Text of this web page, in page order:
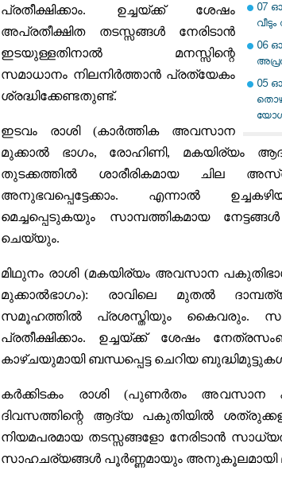
07
06
05
പ്രതീക്ഷിക്കാം. ഉച്ചയ്ക്ക് ശേഷം
അപ്രതീക്ഷിത തടസ്സങ്ങൾ നേരിടാൻ
ഇടയുള്ളതിനാൽ മനസ്സിന്റെ
സമാധാനം നിലനിർത്താൻ പ്രത്യേകം
ശ്രദ്ധിക്കേണ്ടതുണ്ട്.
ഇടവം രാശി (കാർത്തിക അവസാന
മുക്കാൽ ഭാഗം, രോഹിണി, മകയിര്യം
തുടക്കത്തിൽ ശാരീരികമായ ചില
അനുഭവപ്പെട്ടേക്കാം. എന്നാൽ
മെച്ചപ്പെടുകയും സാമ്പത്തികമായ
ചെയ്യും.
മിഥുനം രാശി (മകയിര്യം അവസാന
മുക്കാൽഭാഗം): രാവിലെ മുതൽ
സമൂഹത്തിൽ പ്രശസ്തിയും കൈവരും.
പ്രതീക്ഷിക്കാം. ഉച്ചയ്ക്ക് ശേഷം
കാഴ്ചയുമായി ബന്ധപ്പെട്ട ചെറിയ
കർക്കിടകം രാശി (പുണർതം അവസാന
ദിവസത്തിന്റെ ആദ്യ പകുതിയിൽ
നിയമപരമായ തടസ്സങ്ങളോ നേരിടാൻ
സാഹചര്യങ്ങൾ പൂർണ്ണമായും അനുകൂലമായി